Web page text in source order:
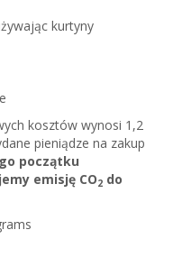
kurtyny
kosztów wynosi 1,2
pieniądze na zakup
początku
emisję CO2 do